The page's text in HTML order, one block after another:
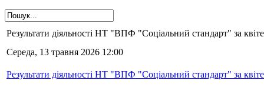
Результати діяльності НТ "ВПФ "Соціальний стандарт" за
Середа, 13 травня 2026 12:00
Результати діяльності НТ "ВПФ "Соціальний стандарт" за